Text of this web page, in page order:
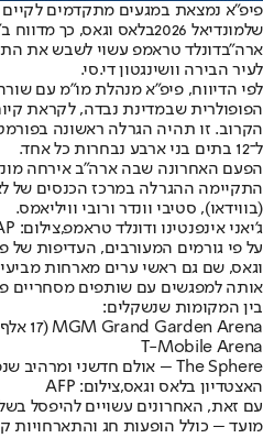
פיפ"א נמצאת במגעים מתקדמים
שלמונדיאל 2026
בלאס וגאס, כך מדווח
ארה"בדונלד טראמפ עשוי לשבש את
לעיר הבירה וושינגטון די.סי.
לפי הדיווח, פיפ"א מנהלת מו"מ עם
הפופולרית שבמדינת נבדה, לקראת
ל־12 בתים בני ארבע נבחרות כל אחד.
התקיימה ההגרלה במרכז הכנסים של
(בווידאו), סטיבי וונדר ורובי וויליאמס.
ג'יאני אינפנטינו ודונלד טראמפ,צילום: AP
על פי גורמים המעורבים, העדיפות של
וגאס, שם גם ראשי ערים מארחות
אותה למפגשים עם שותפים מסחריים
בין המקומות שנשקלים:
MGM Grand Garden Arena (17 אלף מקומות)
T-Mobile Arena
The Sphere – אולם חדשני ומרהיב שנפתח בספטמבר 2023
האצטדיון בלאס וגאס,צילום: AFP
עם זאת, האחרונים עשויים להיפסל
מועד – כולל הופעות חג והתארחויות